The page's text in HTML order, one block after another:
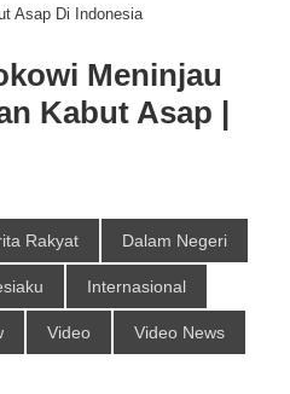
Asap Di Indonesia
Meninjau
Kabut Asap |
Rakyat Dalam Negeri
Internasional
Video Video News